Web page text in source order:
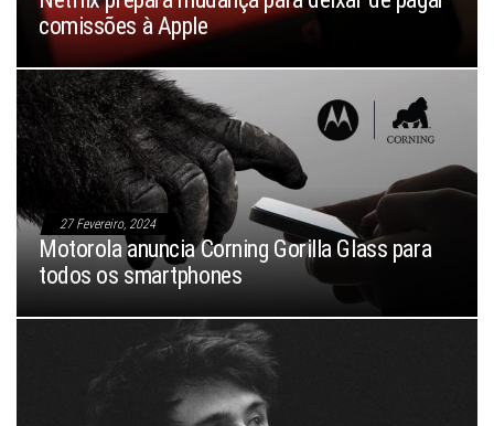
comissões à Apple
27 Fevereiro, 2024
Motorola anuncia Corning Gorilla Glass para
todos os smartphones